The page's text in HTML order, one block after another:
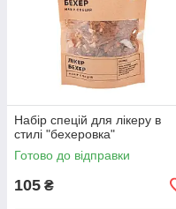
Набір спецій для лікеру в
стилі "бехеровка"
Готово до відправки
105 ₴